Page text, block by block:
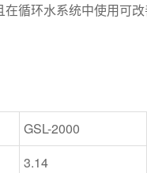
循环水系统中使用可
GSL-2000
3.14